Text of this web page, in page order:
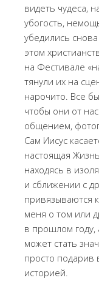
видеть чудеса,
убогость,
убедились
этом
на Фестивале
тянули их на
нарочито. Все
чтобы они от нас
общением,
Сам Иисус
настоящая
находясь в
и сближении с
привязываются
меня о том или
в прошлом году,
может стать
просто
историей.